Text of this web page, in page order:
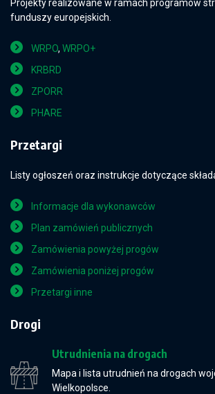
Projekty realizowane w ramach programów
funduszy europejskich.
WRPO, WRPO+
KRBRD
ZPORR
PHARE
Przetargi
Listy ogłoszeń oraz instrukcje dotyczące
Informacje dla wykonawców
Plan zamówień publicznych
Zamówienia powyżej progów
Zamówienia poniżej progów
Przetargi inne
Drogi
Utrudnienia na drogach
Mapa i lista utrudnień na drogach
Wielkopolsce.